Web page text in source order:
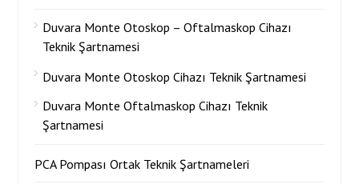
Duvara Monte Otoskop – Oftalmaskop Cihazı
Teknik Şartnamesi
Duvara Monte Otoskop Cihazı Teknik Şartnamesi
Duvara Monte Oftalmaskop Cihazı Teknik
Şartnamesi
PCA Pompası Ortak Teknik Şartnameleri